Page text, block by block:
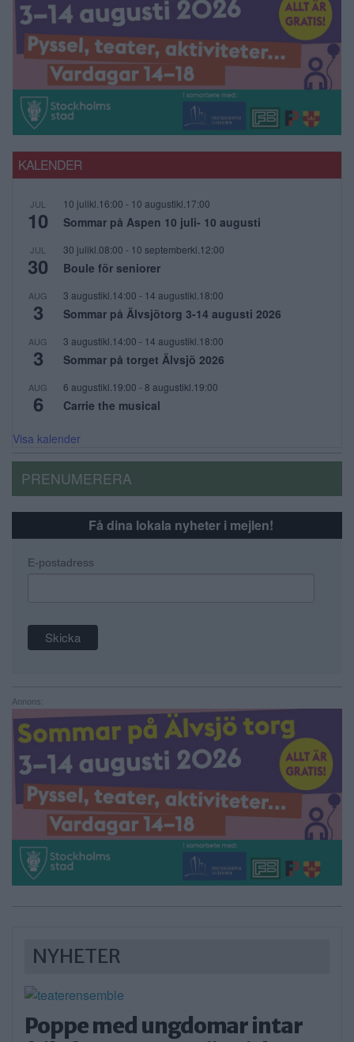
KALENDER
JUL
10
10 julikl.16:00 - 10 augustikl.17:00
Sommar på Aspen 10 juli- 10 augusti
JUL
30
30 julikl.08:00 - 10 septemberkl.12:00
Boule för seniorer
AUG
3
3 augustikl.14:00 - 14 augustikl.18:00
Sommar på Älvsjötorg 3-14 augusti 2026
AUG
3
3 augustikl.14:00 - 14 augustikl.18:00
Sommar på torget Älvsjö 2026
AUG
6
6 augustikl.19:00 - 8 augustikl.19:00
Carrie the musical
Visa kalender
PRENUMERERA
Få dina lokala nyheter i mejlen!
E-postadress
Annons:
NYHETER
Poppe med ungdomar intar